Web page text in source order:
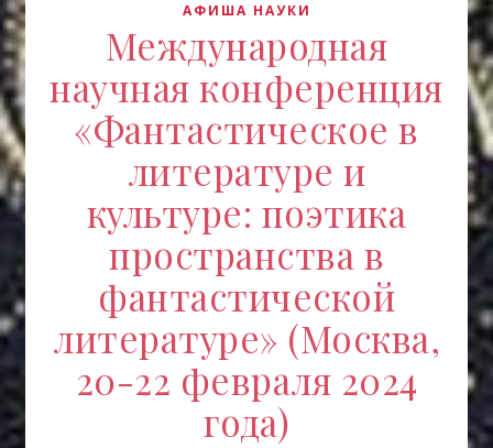
АФИША НАУКИ
Международная
научная конференция
«Фантастическое в
литературе и
культуре: поэтика
пространства в
фантастической
литературе» (Москва,
20-22 февраля 2024
года)